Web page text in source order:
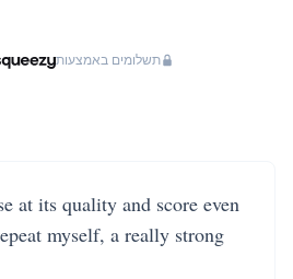
תשלומים באמצעות
at its quality and score even
myself, a really strong